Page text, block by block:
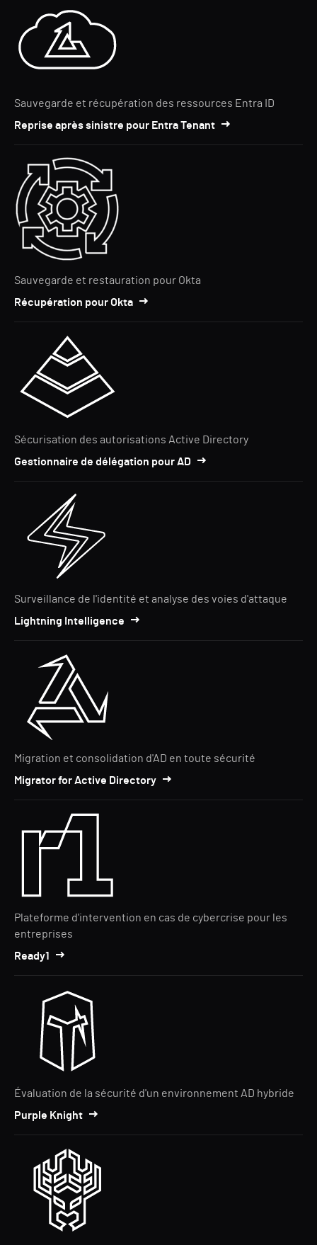
Sauvegarde et récupération des ressources Entra ID
Reprise après sinistre pour Entra Tenant
Sauvegarde et restauration pour Okta
Récupération pour Okta
Sécurisation des autorisations Active Directory
Gestionnaire de délégation pour AD
Surveillance de l'identité et analyse des voies d'attaque
Lightning Intelligence
Migration et consolidation d'AD en toute sécurité
Migrator for Active Directory
Plateforme d'intervention en cas de cybercrise pour les
entreprises
Ready1
Évaluation de la sécurité d'un environnement AD hybride
Purple Knight